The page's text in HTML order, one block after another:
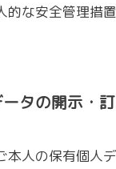
的な安全管理措
タの開示・
本人の保有個人